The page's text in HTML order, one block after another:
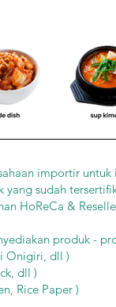
importir
sudah
HoReCa &
produk -
Onigiri, dll )
dll )
Rice Paper )